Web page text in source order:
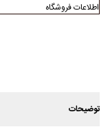
اطلاعات فروشگاه
توضیحات